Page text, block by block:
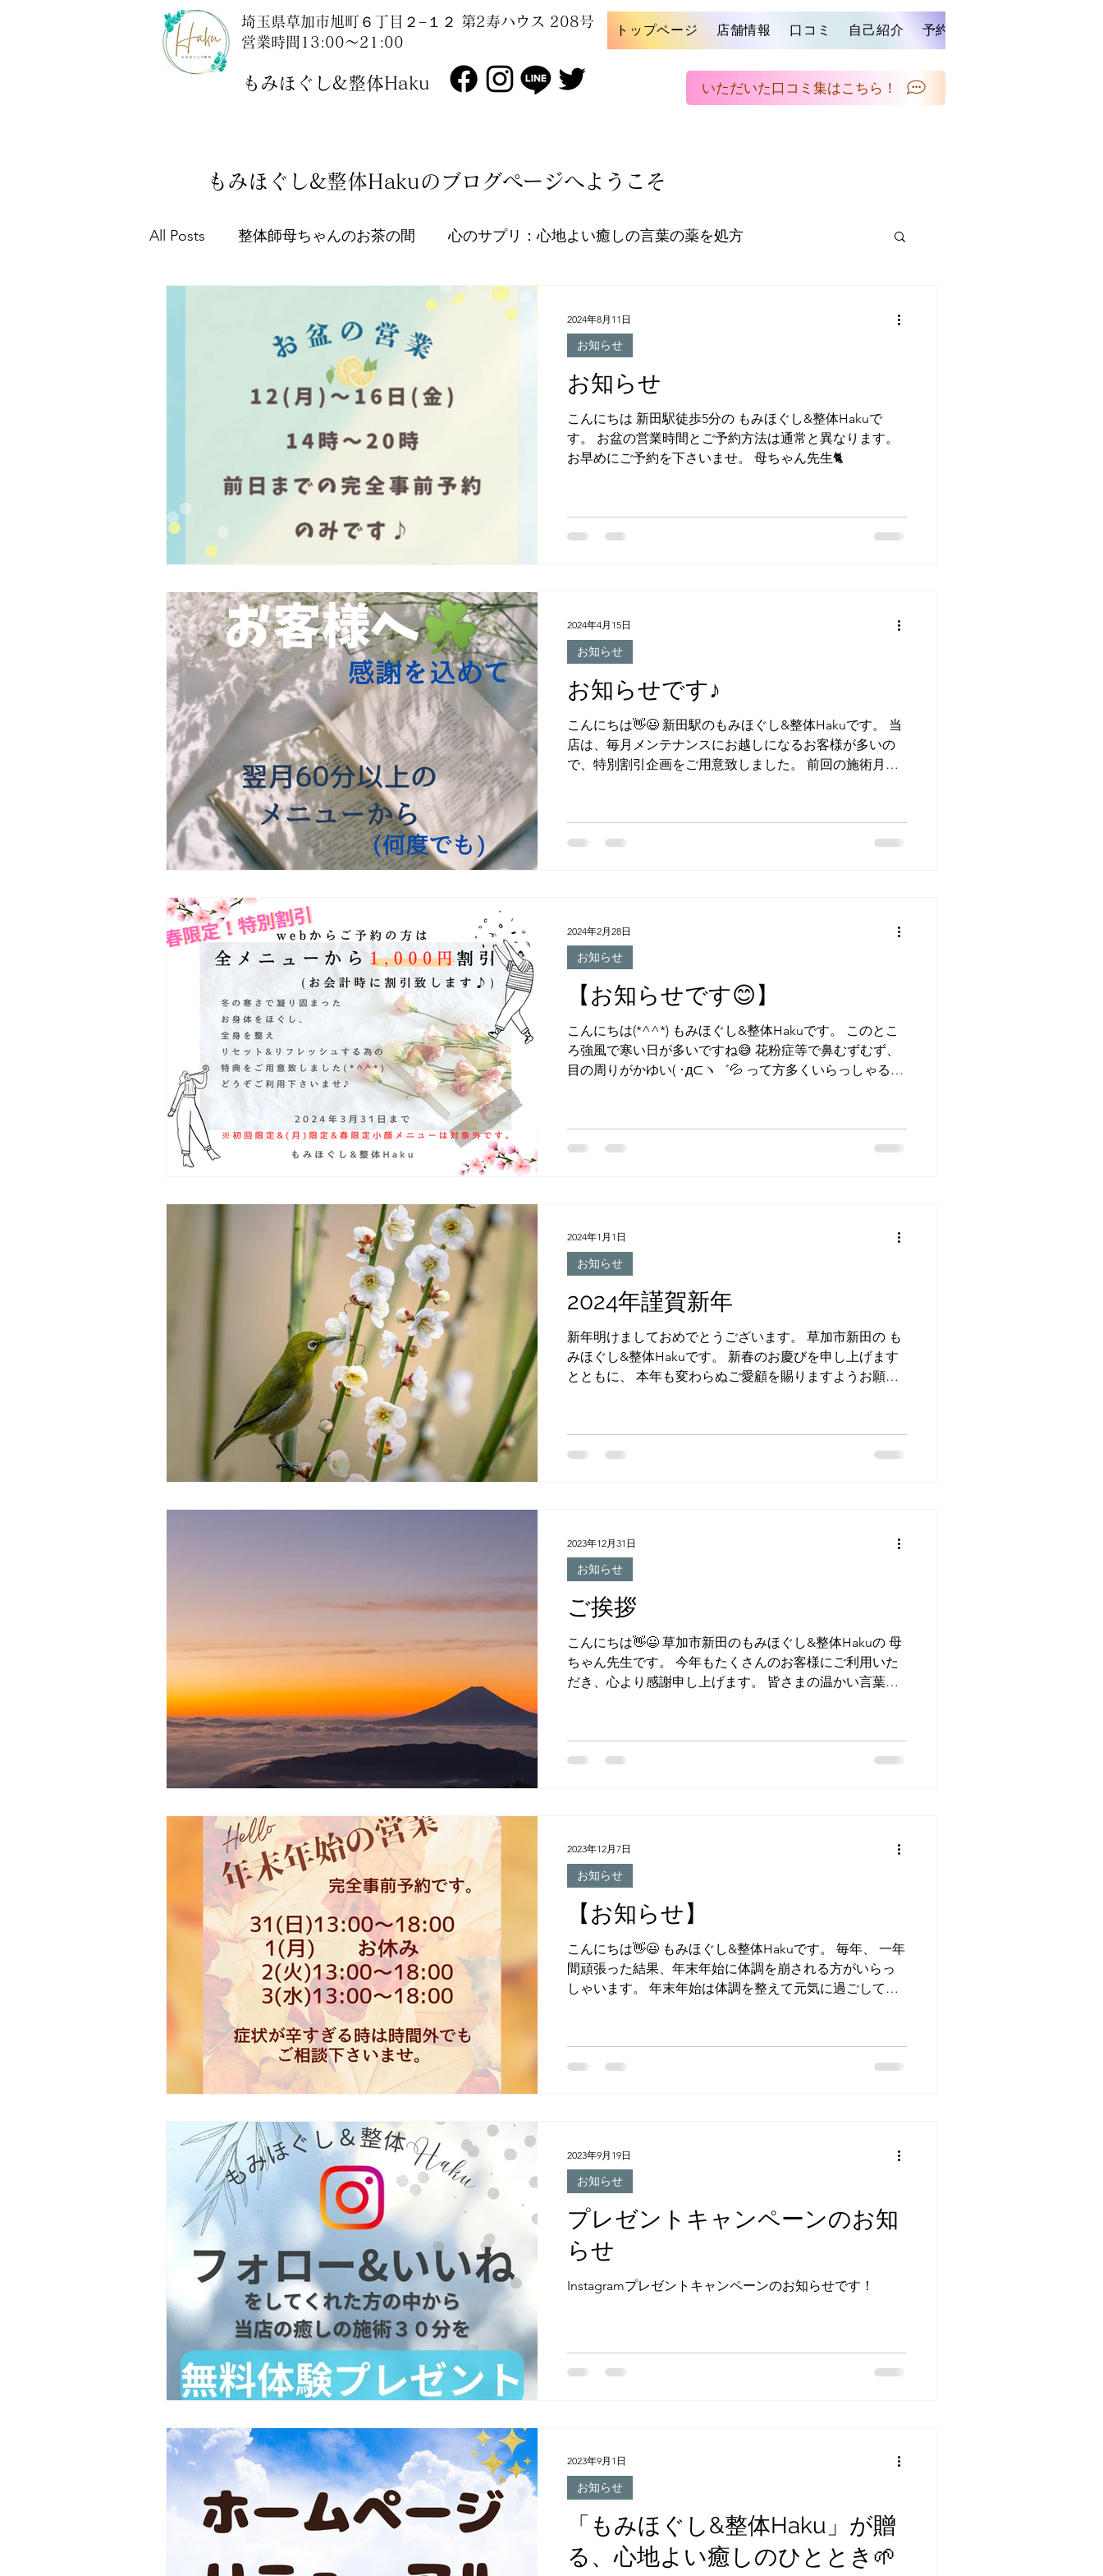
埼玉県草加市旭町６丁目２−１２ 第2寿ハウス 208号
営業時間13:00～21:00
もみほぐし&整体Haku
トップページ 店舗情報 口コミ 自己紹介 予約する
いただいた口コミ集はこちら！
もみほぐし&整体Hakuのブログページへようこそ
All Posts 整体師母ちゃんのお茶の間 心のサプリ：心地よい癒しの言葉の薬を処方
埼玉探訪記：草加市新田駅周辺の魅力を探索し、ご紹介！
栄養学：健康は食事から！
お知らせ
こんにちは 新田駅徒歩5分の もみほぐし&整体Hakuで
す。 お盆の営業時間とご予約方法は通常と異なります。
お早めにご予約を下さいませ。 母ちゃん先生🐈️
お知らせ
2024年8月11日
お知らせです♪
こんにちは👋😃 新田駅のもみほぐし&整体Hakuです。 当
店は、毎月メンテナンスにお越しになるお客様が多いの
で、特別割引企画をご用意致しました。 前回の施術月か
お知らせ
2024年4月15日
【お知らせです😊】
こんにちは(*^^*) もみほぐし&整体Hakuです。 このとこ
ろ強風で寒い日が多いですね😅 花粉症等で鼻むずむず、
目の周りがかゆい( ･д⊂ヽ゛💦 って方多くいらっしゃると
お知らせ
2024年2月28日
2024年謹賀新年
新年明けましておめでとうございます。 草加市新田の も
みほぐし&整体Hakuです。 新春のお慶びを申し上げます
とともに、 本年も変わらぬご愛顧を賜りますようお願い
ネス...
お知らせ
2024年1月1日
ご挨拶
こんにちは👋😃 草加市新田のもみほぐし&整体Hakuの 母
ちゃん先生です。 今年もたくさんのお客様にご利用いた
だき、心より感謝申し上げます。 皆さまの温かい言葉が
お知らせ
2023年12月31日
【お知らせ】
こんにちは👋😃 もみほぐし&整体Hakuです。 毎年、 一年
間頑張った結果、年末年始に体調を崩される方がいらっ
しゃいます。 年末年始は体調を整えて元気に過ごしてい
お知らせ
2023年12月7日
プレゼントキャンペーンのお知
らせ
Instagramプレゼントキャンペーンのお知らせです！
お知らせ
2023年9月19日
「もみほぐし&整体Haku」が贈
る、心地よい癒しのひととき🌱
お知らせ
2023年9月1日